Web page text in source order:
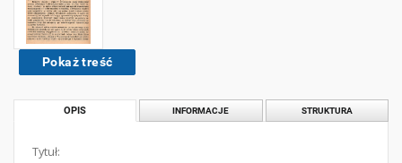
Pokaż treść
OPIS INFORMACJE STRUKTURA
Tytuł: